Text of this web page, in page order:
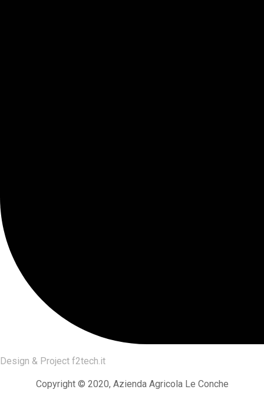
Design & Project f2tech.it
Copyright © 2020, Azienda Agricola Le Conche